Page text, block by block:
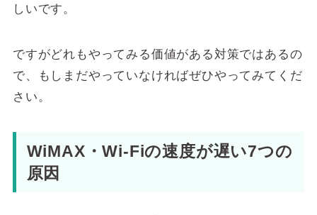
しいです。
ですがどれもやってみる価値がある対策ではあるの
で、もしまだやっていなければぜひやってみてくだ
さい。
WiMAX・Wi-Fiの速度が遅い7つの
原因